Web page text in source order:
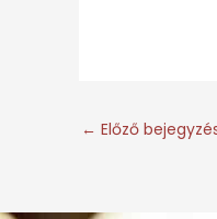
← Előző